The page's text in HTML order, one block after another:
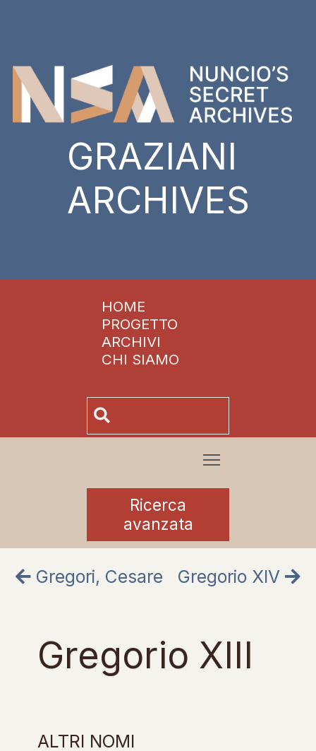
GRAZIANI
ARCHIVES
HOME
PROGETTO
ARCHIVI
CHI SIAMO
Ricerca
avanzata
Gregori, Cesare Gregorio XIV
Gregorio XIII
ALTRI NOMI